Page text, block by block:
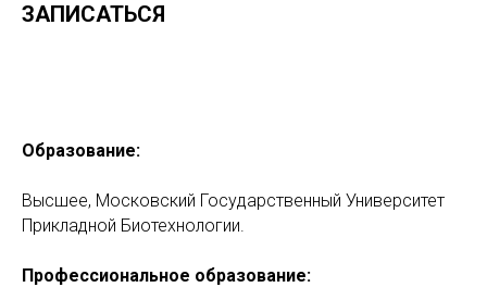
ЗАПИСАТЬСЯ
Образование:
Высшее, Московский Государственный Университет
Прикладной Биотехнологии.
Профессиональное образование: